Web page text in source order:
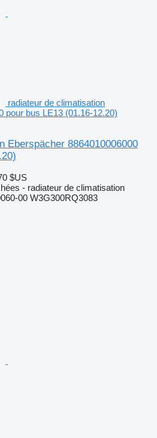
radiateur de climatisation
pour bus LE13 (01.16-12.20)
Eberspächer 8864010006000
$US
- radiateur de climatisation
00 W3G300RQ3083